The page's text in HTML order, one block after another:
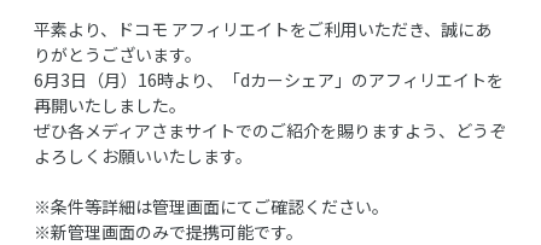
平素より、ドコモ アフィリエイトをご利用いただき、誠にあ
りがとうございます。
6月3日（月）16時より、「dカーシェア」のアフィリエイトを
再開いたしました。
ぜひ各メディアさまサイトでのご紹介を賜りますよう、どうぞ
よろしくお願いいたします。
※条件等詳細は管理画面にてご確認ください。
※新管理画面のみで提携可能です。